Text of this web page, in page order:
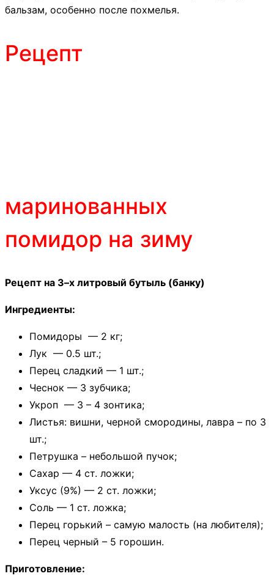
бальзам, особенно после похмелья.
Рецепт
маринованных
помидор на зиму
Рецепт на 3–х литровый бутыль (банку)
Ингредиенты:
Помидоры — 2 кг;
Лук — 0.5 шт.;
Перец сладкий — 1 шт.;
Чеснок — 3 зубчика;
Укроп — 3 – 4 зонтика;
Листья: вишни, черной смородины, лавра – по 3
шт.;
Петрушка – небольшой пучок;
Сахар — 4 ст. ложки;
Уксус (9%) — 2 ст. ложки;
Соль — 1 ст. ложка;
Перец горький – самую малость (на любителя);
Перец черный – 5 горошин.
Приготовление: